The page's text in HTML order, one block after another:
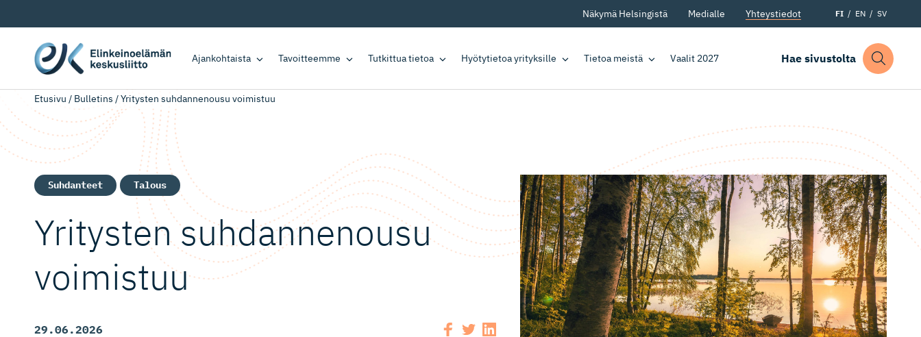
Näkymä Helsingistä Medialle Yhteystiedot FI EN SV
Ajankohtaista Tavoitteemme Tutkittua tietoa Hyötytietoa yrityksille Tietoa meistä Vaalit 2027 Hae sivustolta
Etusivu / Bulletins /Yritysten suhdannenousu voimistuu
Suhdanteet Talous
Yritysten suhdannenousu
voimistuu
29.06.2026